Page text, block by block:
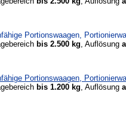
Portionswaagen,
bis 2.500 kg, Auflösung
Portionswaagen,
bis 1.200 kg, Auflösung